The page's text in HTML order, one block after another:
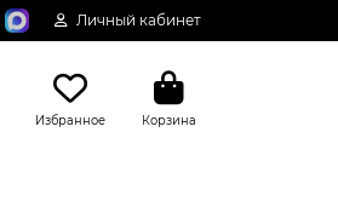
Личный кабинет
Избранное Корзина